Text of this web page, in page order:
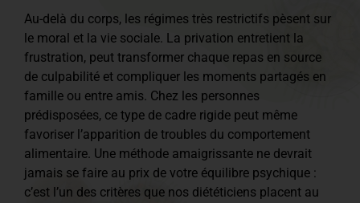
Au-delà du corps, les régimes très restrictifs pèsent sur
le moral et la vie sociale. La privation entretient la
frustration, peut transformer chaque repas en source
de culpabilité et compliquer les moments partagés en
famille ou entre amis. Chez les personnes
prédisposées, ce type de cadre rigide peut même
favoriser l’apparition de troubles du comportement
alimentaire. Une méthode amaigrissante ne devrait
jamais se faire au prix de votre équilibre psychique :
c’est l’un des critères que nos diététiciens placent au